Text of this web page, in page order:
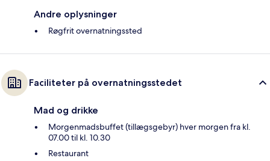
Andre oplysninger
Røgfrit overnatningssted
Faciliteter på overnatningsstedet
Mad og drikke
Morgenmadsbuffet (tillægsgebyr) hver morgen fra kl.
07.00 til kl. 10.30
Restaurant